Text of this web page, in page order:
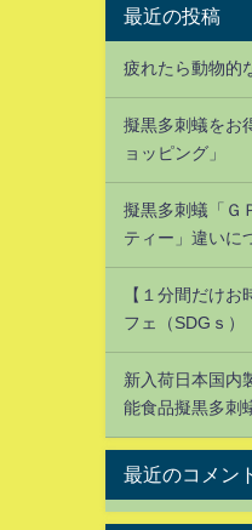
最近の投稿
疲れたら動物的
擬黒多刺蟻をお
ョッピング」
擬黒多刺蟻「Ｇ
ティー」違いに
【１分間だけお
フェ（SDGｓ）
新入荷日本国内
能食品擬黒多刺
最近のコメン